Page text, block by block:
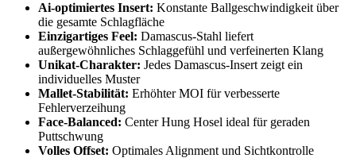
Ai-optimiertes Insert: Konstante Ballgeschwindigkeit über
die gesamte Schlagfläche
Einzigartiges Feel: Damascus-Stahl liefert
außergewöhnliches Schlaggefühl und verfeinerten Klang
Unikat-Charakter: Jedes Damascus-Insert zeigt ein
individuelles Muster
Mallet-Stabilität: Erhöhter MOI für verbesserte
Fehlerverzeihung
Face-Balanced: Center Hung Hosel ideal für geraden
Puttschwung
Volles Offset: Optimales Alignment und Sichtkontrolle